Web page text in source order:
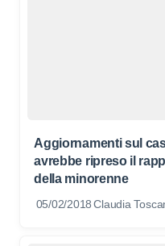
Aggiornamenti sul
avrebbe ripreso il
della minorenne
05/02/2018 Claudia